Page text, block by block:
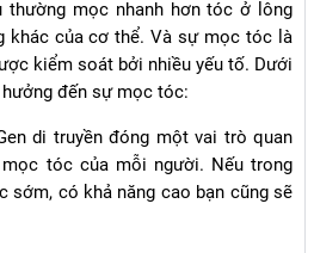
thường mọc nhanh hơn tóc ở lông
khác của cơ thể. Và sự mọc tóc là
kiểm soát bởi nhiều yếu tố. Dưới
đến sự mọc tóc:
di truyền đóng một vai trò quan
tóc của mỗi người. Nếu trong
sớm, có khả năng cao bạn cũng sẽ